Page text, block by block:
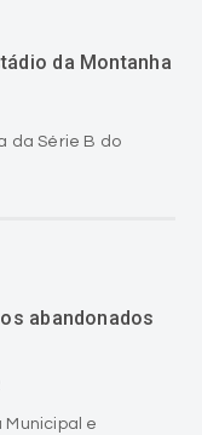
da Montanha
da Série B do
abandonados
e